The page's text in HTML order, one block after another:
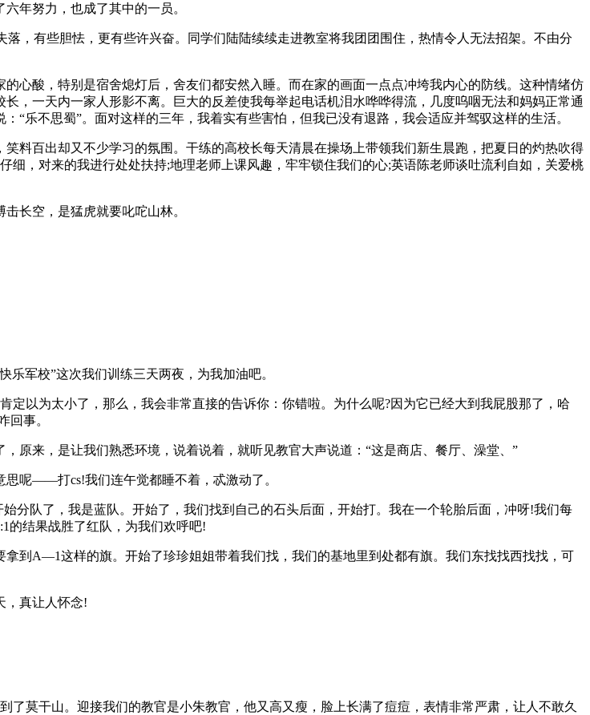
年努力，也成了其中的一员。
，有些胆怯，更有些许兴奋。同学们陆陆续续走进教室将我团团围住，热情令人无法招架。不由分
心酸，特别是宿舍熄灯后，舍友们都安然入睡。而在家的画面一点点冲垮我内心的防线。这种情绪仿
，一天内一家人形影不离。巨大的反差使我每举起电话机泪水哗哗得流，几度呜咽无法和妈妈正常通
“乐不思蜀”。面对这样的三年，我着实有些害怕，但我已没有退路，我会适应并驾驭这样的生活。
料百出却又不少学习的氛围。干练的高校长每天清晨在操场上带领我们新生晨跑，把夏日的灼热吹得
，对来的我进行处处扶持;地理老师上课风趣，牢牢锁住我们的心;英语陈老师谈吐流利自如，关爱桃
长空，是猛虎就要叱咜山林。
军校”这次我们训练三天两夜，为我加油吧。
以为太小了，那么，我会非常直接的告诉你：你错啦。为什么呢?因为它已经大到我屁股那了，哈
回事。
原来，是让我们熟悉环境，说着说着，就听见教官大声说道：“这是商店、餐厅、澡堂、”
呢——打cs!我们连午觉都睡不着，忒激动了。
分队了，我是蓝队。开始了，我们找到自己的石头后面，开始打。我在一个轮胎后面，冲呀!我们每
的结果战胜了红队，为我们欢呼吧!
到A—1这样的旗。开始了珍珍姐姐带着我们找，我们的基地里到处都有旗。我们东找找西找找，可
，真让人怀念!
莫干山。迎接我们的教官是小朱教官，他又高又瘦，脸上长满了痘痘，表情非常严肃，让人不敢久